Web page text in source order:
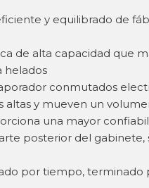
y equilibrado de
de alta capacidad que
helados
conmutados
altas y mueven un
una mayor
posterior del gabinete,
por tiempo, terminado